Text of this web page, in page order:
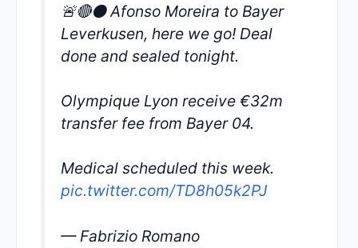
🚨🔴⚫️ Afonso Moreira to Bayer
Leverkusen, here we go! Deal
done and sealed tonight.
Olympique Lyon receive €32m
transfer fee from Bayer 04.
Medical scheduled this week.
pic.twitter.com/TD8h05k2PJ
— Fabrizio Romano